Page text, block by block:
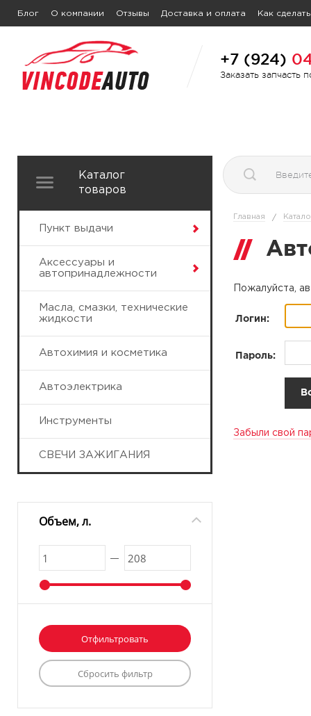
Блог О компании Отзывы Доставка и оплата Как
+7 (924)
Заказать запчасть
Каталог
товаров
Пункт выдачи
Аксессуары и
автопринадлежности
Масла, смазки, технические
жидкости
Автохимия и косметика
Автоэлектрика
Инструменты
СВЕЧИ ЗАЖИГАНИЯ
Объем, л.
Главная /
Пожалуйста,
Логин:
Пароль:
Забыли свой